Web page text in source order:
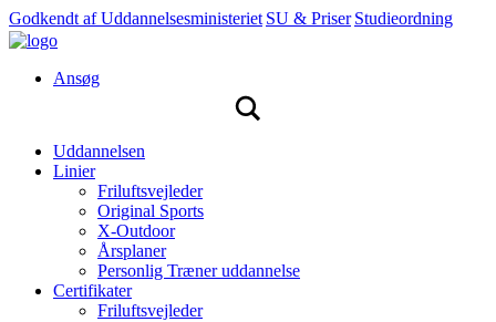
Godkendt af Uddannelsesministeriet SU & Priser|Studieordning
Ansøg
Uddannelsen
Linier
Friluftsvejleder
Original Sports
X-Outdoor
Årsplaner
Personlig Træner uddannelse
Certifikater
Friluftsvejleder